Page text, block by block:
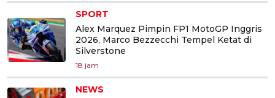
SPORT
Alex Marquez Pimpin FP1 MotoGP Inggris
2026, Marco Bezzecchi Tempel Ketat di
Silverstone
18 jam
NEWS